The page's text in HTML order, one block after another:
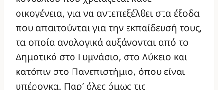
οικογένεια, για να αντεπεξέλθει στα έξοδα
που απαιτούνται για την εκπαίδευσή τους,
τα οποία αναλογικά αυξάνονται από το
Δημοτικό στο Γυμνάσιο, στο Λύκειο και
κατόπιν στο Πανεπιστήμιο, όπου είναι
υπέρογκα. Παρ’ όλες όμως τις